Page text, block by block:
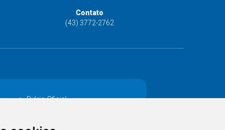
Contato
(43) 3772-2762
Diário Oficial